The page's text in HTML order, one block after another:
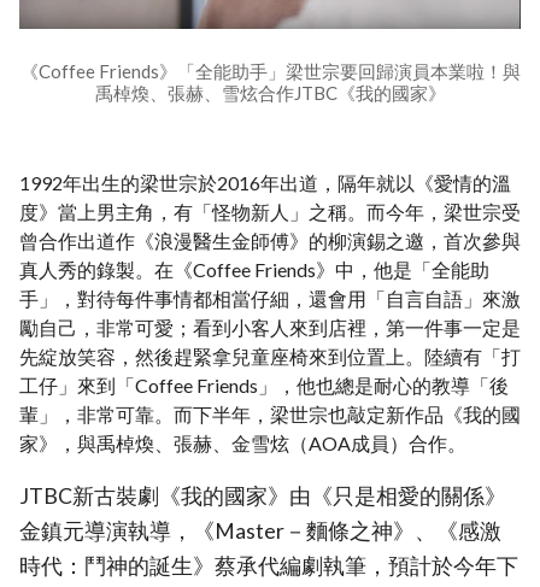
《Coffee Friends》「全能助手」梁世宗要回歸演員本業啦！與
禹棹煥、張赫、雪炫合作JTBC《我的國家》
1992年出生的梁世宗於2016年出道，隔年就以《愛情的溫
度》當上男主角，有「怪物新人」之稱。而今年，梁世宗受
曾合作出道作《浪漫醫生金師傅》的柳演錫之邀，首次參與
真人秀的錄製。在《Coffee Friends》中，他是「全能助
手」，對待每件事情都相當仔細，還會用「自言自語」來激
勵自己，非常可愛；看到小客人來到店裡，第一件事一定是
先綻放笑容，然後趕緊拿兒童座椅來到位置上。陸續有「打
工仔」來到「Coffee Friends」，他也總是耐心的教導「後
輩」，非常可靠。而下半年，梁世宗也敲定新作品《我的國
家》，與禹棹煥、張赫、金雪炫（AOA成員）合作。
JTBC新古裝劇《我的國家》由《只是相愛的關係》
金鎮元導演執導，《Master－麵條之神》、《感激
時代：鬥神的誕生》蔡承代編劇執筆，預計於今年下